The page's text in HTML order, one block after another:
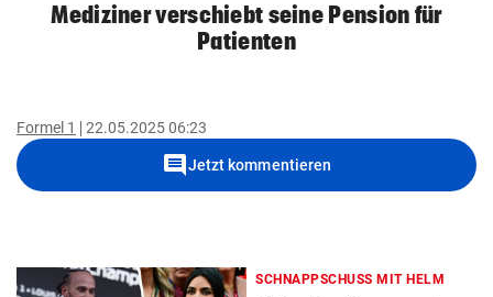
Mediziner verschiebt seine Pension für
Patienten
Formel 1 22.05.2025 06:23
commentJetzt kommentieren
SCHNAPPSCHUSS MIT HELM